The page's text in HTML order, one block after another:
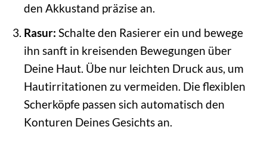
den Akkustand präzise an.
Rasur: Schalte den Rasierer ein und bewege
ihn sanft in kreisenden Bewegungen über
Deine Haut. Übe nur leichten Druck aus, um
Hautirritationen zu vermeiden. Die flexiblen
Scherköpfe passen sich automatisch den
Konturen Deines Gesichts an.